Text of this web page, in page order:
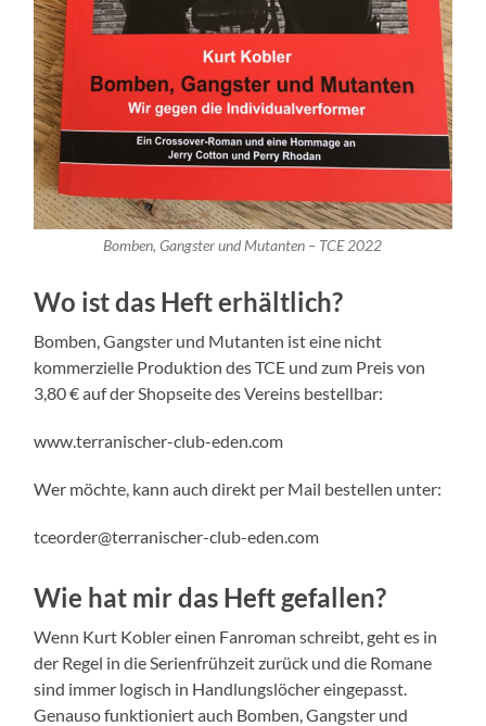
Bomben, Gangster und Mutanten – TCE 2022
Wo ist das Heft erhältlich?
Bomben, Gangster und Mutanten ist eine nicht
kommerzielle Produktion des TCE und zum Preis von
3,80 € auf der Shopseite des Vereins bestellbar:
www.terranischer-club-eden.com
Wer möchte, kann auch direkt per Mail bestellen unter:
tceorder@terranischer-club-eden.com
Wie hat mir das Heft gefallen?
Wenn Kurt Kobler einen Fanroman schreibt, geht es in
der Regel in die Serienfrühzeit zurück und die Romane
sind immer logisch in Handlungslöcher eingepasst.
Genauso funktioniert auch Bomben, Gangster und